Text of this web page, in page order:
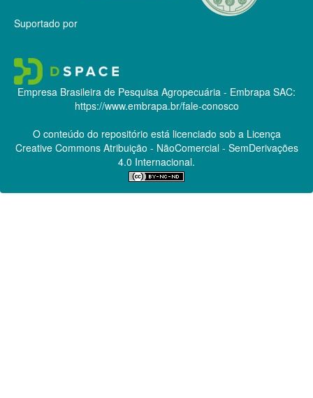
Suportado por
Empresa Brasileira de Pesquisa Agropecuária - Embrapa SAC:
https://www.embrapa.br/fale-conosco
O conteúdo do repositório está licenciado sob a Licença
Creative CommonsAtribuição - NãoComercial - SemDerivações
4.0 Internacional.